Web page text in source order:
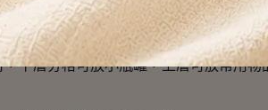
襪子與小件衣物。
下層分格可放小瓶罐，上層可放常用物